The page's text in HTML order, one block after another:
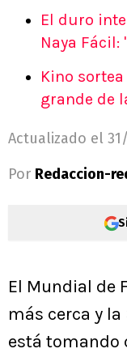
El duro
Naya Fácil:
Kino
grande de
Actualizado el
Por Redaccion-
El Mundial de
más cerca y
está tomando